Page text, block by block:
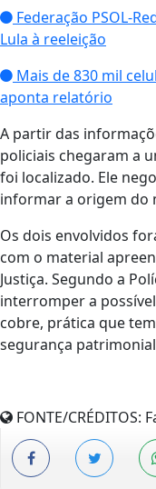
Federação PSOL-
Lula à reeleição
Mais de 830 mil
aponta relatório
A partir das
policiais chegaram a
foi localizado. Ele
informar a origem do
Os dois envolvidos
com o material
Justiça. Segundo a
interromper a
cobre, prática que
segurança
FONTE/CRÉDITOS: